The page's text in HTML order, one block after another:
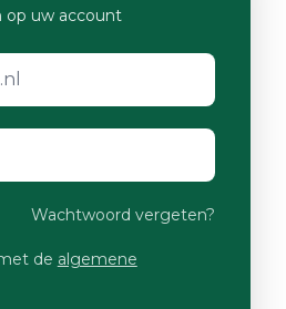
op uw account
Wachtwoord vergeten?
de algemene